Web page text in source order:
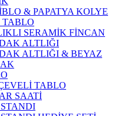
& PAPATYA KOLYE
TABLO
SERAMİK FİNCAN
ALTLIĞI
ALTLIĞI & BEYAZ
TABLO
SAATİ